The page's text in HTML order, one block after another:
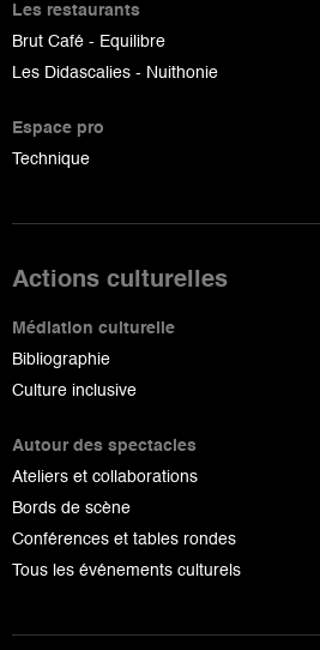
Les restaurants
Brut Café - Equilibre
Les Didascalies - Nuithonie
Espace pro
Technique
Actions culturelles
Médiation culturelle
Bibliographie
Culture inclusive
Autour des spectacles
Ateliers et collaborations
Bords de scène
Conférences et tables rondes
Tous les événements culturels